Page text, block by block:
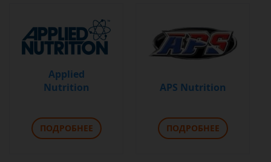
Applied
Nutrition
ПОДРОБНЕЕ
APS Nutrition
ПОДРОБНЕЕ